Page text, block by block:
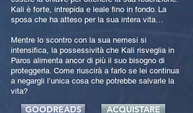
Kali è forte, intrepida e leale fino in fondo. La
sposa che ha atteso per la sua intera vita…
Mentre lo scontro con la sua nemesi si
intensifica, la possessività che Kali risveglia in
Paros alimenta ancor di più il suo bisogno di
proteggerla. Come riuscirà a farlo se lei continua
a negargli l’unica cosa che potrebbe salvarle la
vita?
GOODREADS ACQUISTARE